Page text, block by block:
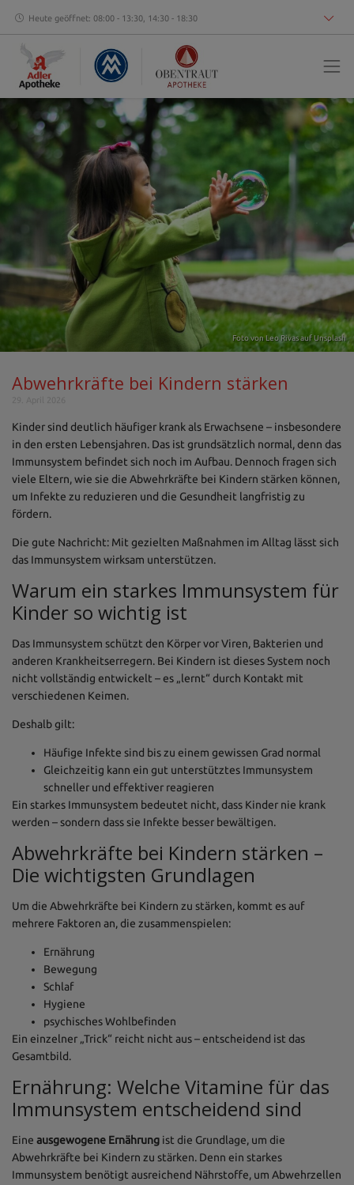
Heute geöffnet: 08:00 - 13:30, 14:30 - 18:30
Foto von Leo RivasaufUnsplash
Abwehrkräfte bei Kindern stärken
Kinder sind deutlich häufiger krank als Erwachsene – insbesondere
in den ersten Lebensjahren. Das ist grundsätzlich normal, denn das
Immunsystem befindet sich noch im Aufbau. Dennoch fragen sich
viele Eltern, wie sie die Abwehrkräfte bei Kindern stärken können,
um Infekte zu reduzieren und die Gesundheit langfristig zu
fördern.
Die gute Nachricht: Mit gezielten Maßnahmen im Alltag lässt sich
das Immunsystem wirksam unterstützen.
Warum ein starkes Immunsystem für
Kinder so wichtig ist
Das Immunsystem schützt den Körper vor Viren, Bakterien und
anderen Krankheitserregern. Bei Kindern ist dieses System noch
nicht vollständig entwickelt – es „lernt“ durch Kontakt mit
verschiedenen Keimen.
Deshalb gilt:
Häufige Infekte sind bis zu einem gewissen Grad normal
Gleichzeitig kann ein gut unterstütztes Immunsystem
schneller und effektiver reagieren
Ein starkes Immunsystem bedeutet nicht, dass Kinder nie krank
werden – sondern dass sie Infekte besser bewältigen.
Abwehrkräfte bei Kindern stärken –
Die wichtigsten Grundlagen
Um die Abwehrkräfte bei Kindern zu stärken, kommt es auf
mehrere Faktoren an, die zusammenspielen:
Ernährung
Bewegung
Schlaf
Hygiene
psychisches Wohlbefinden
Ein einzelner „Trick“ reicht nicht aus – entscheidend ist das
Gesamtbild.
Ernährung: Welche Vitamine für das
Immunsystem entscheidend sind
Eine ausgewogene Ernährung ist die Grundlage, um die
Abwehrkräfte bei Kindern zu stärken. Denn ein starkes
Immunsystem benötigt ausreichend Nährstoffe, um Abwehrzellen